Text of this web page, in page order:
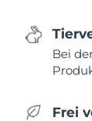
Bei
Frei
Saudi-
Singapur